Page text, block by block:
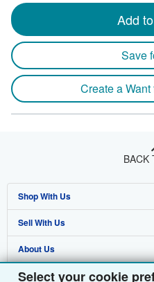
Select your cookie
Add
Save
Create a
BACK
Shop With Us
Advanced Search
Browse Collections
My Account
Sell With Us
Start Selling
Join Our Affiliate Programme
About Us
About AbeBooks
Find Help